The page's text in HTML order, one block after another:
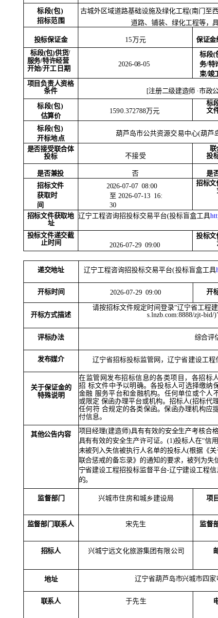
标段(包)
招标范围
古城外区域道路基础设施及绿化工程(南门至
道路、铺装、绿化工程等，
投标保证金 15万元
保证金
标段(包)供货/
服务/特许经营
开始/开工日期
2026-08-05
标段(
务/特
束/竣
项目负责人资格
条件
[注册二级建造师 ·市政
标段(包)
估算价
1590.372788万元
标
文
标段(包)
开标地点
葫芦岛市公共资源交易中心(葫芦
是否接受联合体
投标
不接受
联
投
是否兼投 否
是
招标文件
获取时
间
2026-07-07 08:00
至 2026-07-13 16:
30
招标文
招标文件获取地
址
辽宁工程咨询招投标交易平台(投标盲盒工具
投标文件递交截
止时间
2026-07-29 09:00
投标文
递交地址 辽宁工程咨询招投标交易平台(投标盲盒工具
开标时间 2026-07-29 09:00 开
开标方式描述
请按招标文件规定时间登录“辽宁省工程
s.lnzb.com:8888/zjt-bid/
评标办法 综合评
发布媒介 辽宁省招标投标监管网，辽宁省建设工程
关于保证金的
特殊说明
在监管网发布招标信息的各类项目，各招标
招 标文件中予以明确。各投标人可选择缴纳
金融 服务平台和金融机构。任何单位或个人
或限定 保函办理平台或机构。招标人(招标代
任何符 合规定的各类保函。保函办理机构应
付信息。
其他公告内容
项目经理(建造师)具有有效的安全生产考核合
具有有效的安全生产许可证。(1)投标人在“信
未被列入失信被执行人名单的投标人(根据《
联合惩戒的备忘录》的通知的要求，被列为
宁省建设工程招投标监督平台-辽宁建设工程
的。
监督部门 兴城市住房和城乡建设局 项
监督部门联系人 宋先生 监督
招标人 兴城宁远文化旅游集团有限公司
地址 辽宁省葫芦岛市兴城市四
联系人 于先生